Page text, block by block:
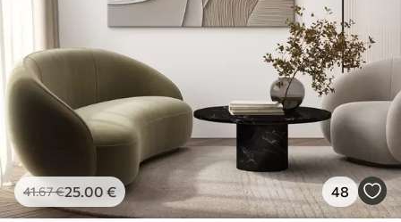
41.67€25.00 € 48